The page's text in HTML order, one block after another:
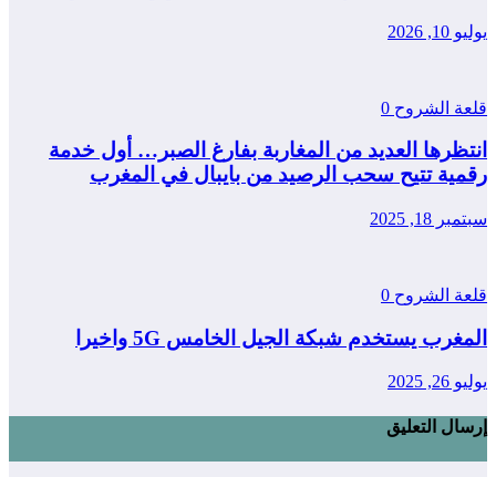
يوليو 10, 2026
قلعة الشروح 0
انتظرها العديد من المغاربة بفارغ الصبر… أول خدمة
رقمية تتيح سحب الرصيد من بايبال في المغرب
سبتمبر 18, 2025
قلعة الشروح 0
المغرب يستخدم شبكة الجيل الخامس 5G واخيرا
يوليو 26, 2025
إرسال التعليق